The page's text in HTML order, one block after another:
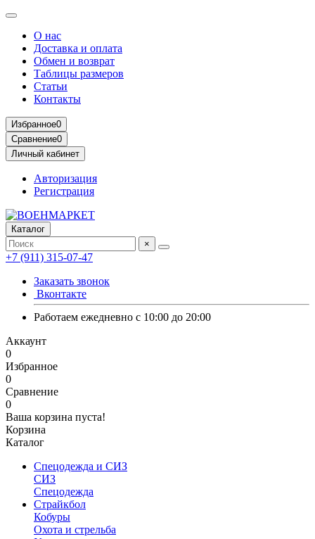
О нас
Доставка и оплата
Обмен и возврат
Таблицы размеров
Статьи
Контакты
Избранное0
Сравнение0
Личный кабинет
Авторизация
Регистрация
Каталог
×
+7 (911) 315-07-47
Заказать звонок
Вконтакте
Работаем ежедневно с 10:00 до 20:00
Аккаунт
0
Избранное
0
Сравнение
0
Ваша корзина пуста!
Корзина
Каталог
Спецодежда и СИЗ
СИЗ
Спецодежда
Страйкбол
Кобуры
Охота и стрельба